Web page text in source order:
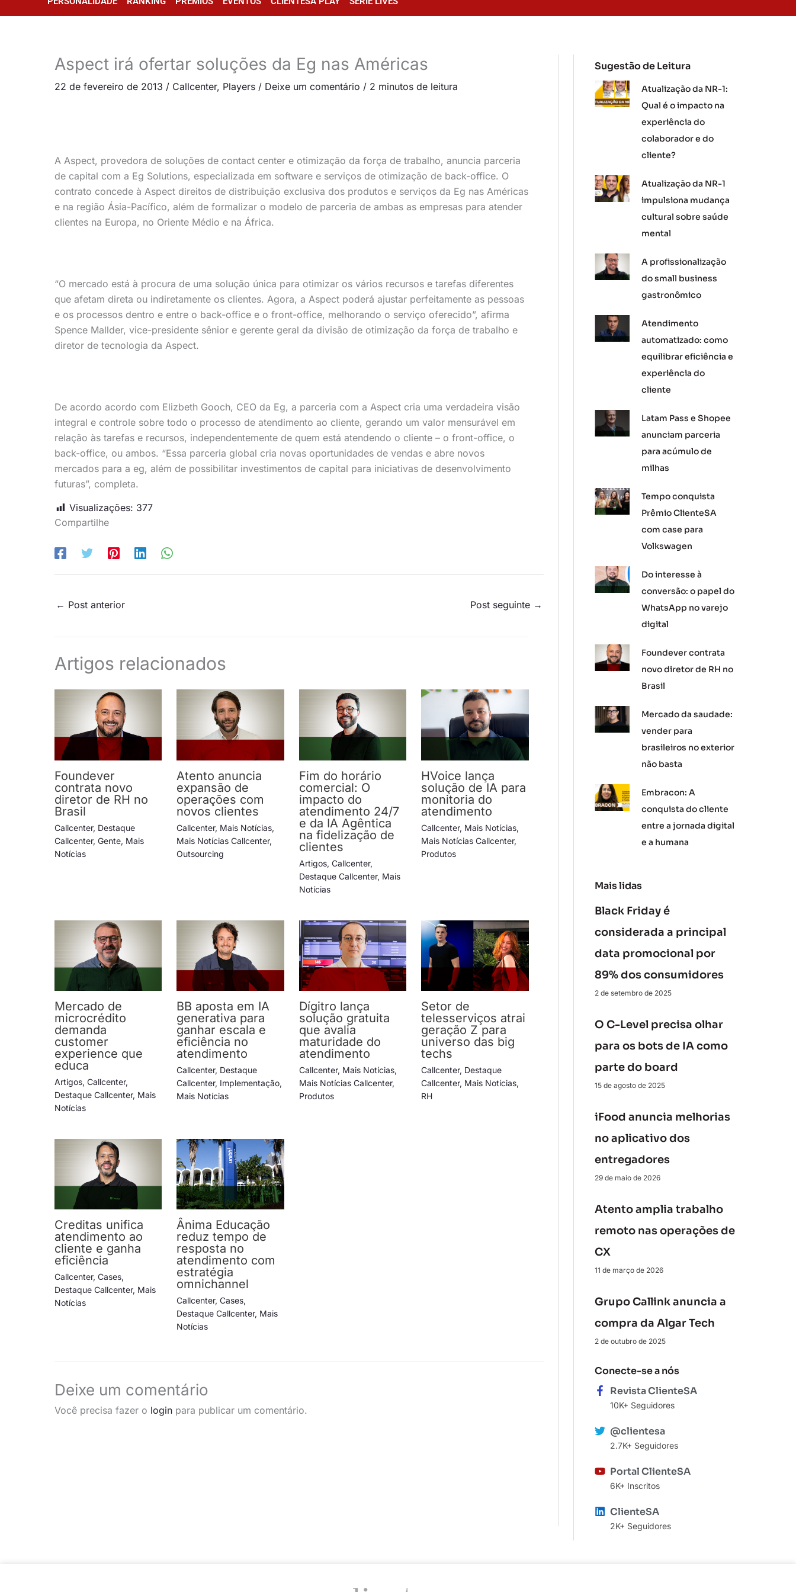
Aspect irá ofertar soluções da Eg nas Américas
22 de fevereiro de 2013 / Callcenter, Players / Deixe um comentário / 2 minutos de leitura
A Aspect, provedora de soluções de contact center e otimização da força de trabalho, anuncia parceria
de capital com a Eg Solutions, especializada em software e serviços de otimização de back-office. O
contrato concede à Aspect direitos de distribuição exclusiva dos produtos e serviços da Eg nas Américas
e na região Ásia-Pacífico, além de formalizar o modelo de parceria de ambas as empresas para atender
clientes na Europa, no Oriente Médio e na África.
“O mercado está à procura de uma solução única para otimizar os vários recursos e tarefas diferentes
que afetam direta ou indiretamente os clientes. Agora, a Aspect poderá ajustar perfeitamente as pessoas
e os processos dentro e entre o back-office e o front-office, melhorando o serviço oferecido”, afirma
Spence Mallder, vice-presidente sênior e gerente geral da divisão de otimização da força de trabalho e
diretor de tecnologia da Aspect.
De acordo acordo com Elizbeth Gooch, CEO da Eg, a parceria com a Aspect cria uma verdadeira visão
integral e controle sobre todo o processo de atendimento ao cliente, gerando um valor mensurável em
relação às tarefas e recursos, independentemente de quem está atendendo o cliente – o front-office, o
back-office, ou ambos. “Essa parceria global cria novas oportunidades de vendas e abre novos
mercados para a eg, além de possibilitar investimentos de capital para iniciativas de desenvolvimento
futuras”, completa.
Visualizações: 377
Compartilhe
← Post anterior Post seguinte →
Artigos relacionados
Foundever
contrata novo
diretor de RH no
Brasil
Callcenter, Destaque
Callcenter, Gente, Mais
Notícias
Atento anuncia
expansão de
operações com
novos clientes
Callcenter, Mais Notícias,
Mais Notícias Callcenter,
Outsourcing
Fim do horário
comercial: O
impacto do
atendimento 24/7
e da IA Agêntica
na fidelização de
clientes
Artigos, Callcenter,
Destaque Callcenter, Mais
Notícias
HVoice lança
solução de IA para
monitoria do
atendimento
Callcenter, Mais Notícias,
Mais Notícias Callcenter,
Produtos
Mercado de
microcrédito
demanda
customer
experience que
educa
Artigos, Callcenter,
Destaque Callcenter, Mais
Notícias
BB aposta em IA
generativa para
ganhar escala e
eficiência no
atendimento
Callcenter, Destaque
Callcenter, Implementação,
Mais Notícias
Dígitro lança
solução gratuita
que avalia
maturidade do
atendimento
Callcenter, Mais Notícias,
Mais Notícias Callcenter,
Produtos
Setor de
telesserviços atrai
geração Z para
universo das big
techs
Callcenter, Destaque
Callcenter, Mais Notícias,
RH
Creditas unifica
atendimento ao
cliente e ganha
eficiência
Callcenter, Cases,
Destaque Callcenter, Mais
Notícias
Ânima Educação
reduz tempo de
resposta no
atendimento com
estratégia
omnichannel
Callcenter,Cases,
Destaque Callcenter, Mais
Notícias
Deixe um comentário
Você precisa fazer o login para publicar um comentário.
Sugestão de Leitura
Atualização da NR-1:
Qual é o impacto na
experiência do
colaborador e do
cliente?
Atualização da NR-1
impulsiona mudança
cultural sobre saúde
mental
A profissionalização
do small business
gastronômico
Atendimento
automatizado: como
equilibrar eficiência e
experiência do
cliente
Latam Pass e Shopee
anunciam parceria
para acúmulo de
milhas
Tempo conquista
Prêmio ClienteSA
com case para
Volkswagen
Do interesse à
conversão: o papel do
WhatsApp no varejo
digital
Foundever contrata
novo diretor de RH no
Brasil
Mercado da saudade:
vender para
brasileiros no exterior
não basta
Embracon: A
conquista do cliente
entre a jornada digital
e a humana
Mais lidas
Black Friday é
considerada a principal
data promocional por
89% dos consumidores
2 de setembro de 2025
O C-Level precisa olhar
para os bots de IA como
parte do board
15 de agosto de 2025
iFood anuncia melhorias
no aplicativo dos
entregadores
29 de maio de 2026
Atento amplia trabalho
remoto nas operações de
CX
11 de março de 2026
Grupo Callink anuncia a
compra da Algar Tech
2 de outubro de 2025
Conecte-se a nós
Revista ClienteSA
10K+ Seguidores
@clientesa
2.7K+ Seguidores
Portal ClienteSA
6K+ Inscritos
ClienteSA
2K+ Seguidores